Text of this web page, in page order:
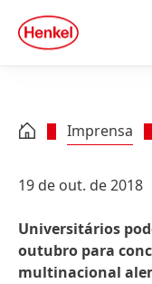
Skip to footer
quick
search
Imprensa
19 de out. de 2018
Universitários
outubro para
multinacional